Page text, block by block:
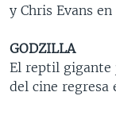
y Chris Evans
GODZILLA
El reptil gigante
del cine regresa